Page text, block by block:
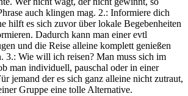
auch klingen mag. 2.: Informiere dich
hilft es sich zuvor über lokale Begebenheiten
Dadurch kann man einer evtl
und die Reise alleine komplett genießen
3.: Wie will ich reisen? Man muss sich im
man individuell, pauschal oder in einer
jemand der es sich ganz alleine nicht zutraut,
Gruppe eine tolle Alternative.